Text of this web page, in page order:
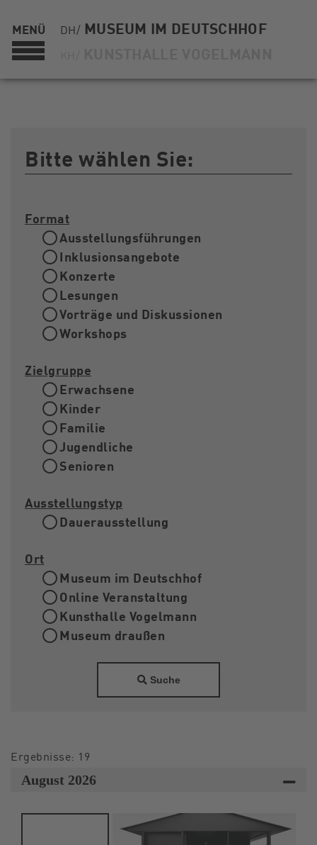
MENÜ DH/ MUSEUM IM DEUTSCHHOF
Bitte wählen Sie:
Format
Ausstellungsführungen
Inklusionsangebote
Konzerte
Lesungen
Vorträge und Diskussionen
Workshops
Zielgruppe
Erwachsene
Kinder
Familie
Jugendliche
Senioren
Ausstellungstyp
Dauerausstellung
Ort
Museum im Deutschhof
Online Veranstaltung
Kunsthalle Vogelmann
Museum draußen
Suche
Ergebnisse: 19
August 2026